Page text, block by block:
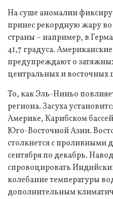
На суше аномалии
принес рекордную жару
страны – например, в
41,7 градуса.
предупреждают о
центральных и восточных
То, как Эль-Ниньо
региона. Засуха
Америке, Карибском
Юго-Восточной Азии.
столкнется с проливными
сентября по декабрь.
спровоцировать
колебание температуры
дополнительным